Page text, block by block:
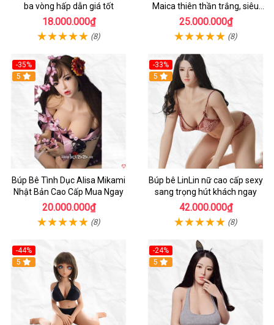
ba vòng hấp dẫn giá tốt
18.000.000₫
(8)
Maica thiên thần trắng, siêu
thực, thoải mái
25.000.000₫
(8)
-35%
Hot
5
Búp Bê Tình Dục Alisa Mikami
Nhật Bản Cao Cấp Mua Ngay
20.000.000₫
(8)
-33%
Hot
5
Búp bê LinLin nữ cao cấp sexy
sang trọng hút khách ngay
42.000.000₫
(8)
-44%
Hot
5
-24%
Hot
5